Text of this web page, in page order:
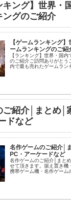
キング】世界・
ングのご紹介
【ゲームランキング
ームランキングのご紹
【ランキング】世界・国
のご紹介ご訪問ありがとう
内で最も売れたゲームラン
紹介│まとめ│
ドなど
名作ゲームのご紹介│
PC・アーケードなど
名作ゲームのご紹介│まと
せて頂きます。据え置き機
携帯ゲーム機・名作ゲーム